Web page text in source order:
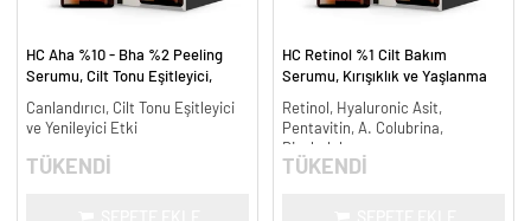
HC Aha %10 - Bha %2 Peeling
Serumu, Cilt Tonu Eşitleyici,
Canlandırıcı, Cilt Tonu Eşitleyici
ve Yenileyici Etki
TÜKENDİ
HC Retinol %1 Cilt Bakım
Serumu, Kırışıklık ve Yaşlanma
Retinol, Hyaluronic Asit,
Pentavitin, A. Colubrina,
Bisabolol
TÜKENDİ